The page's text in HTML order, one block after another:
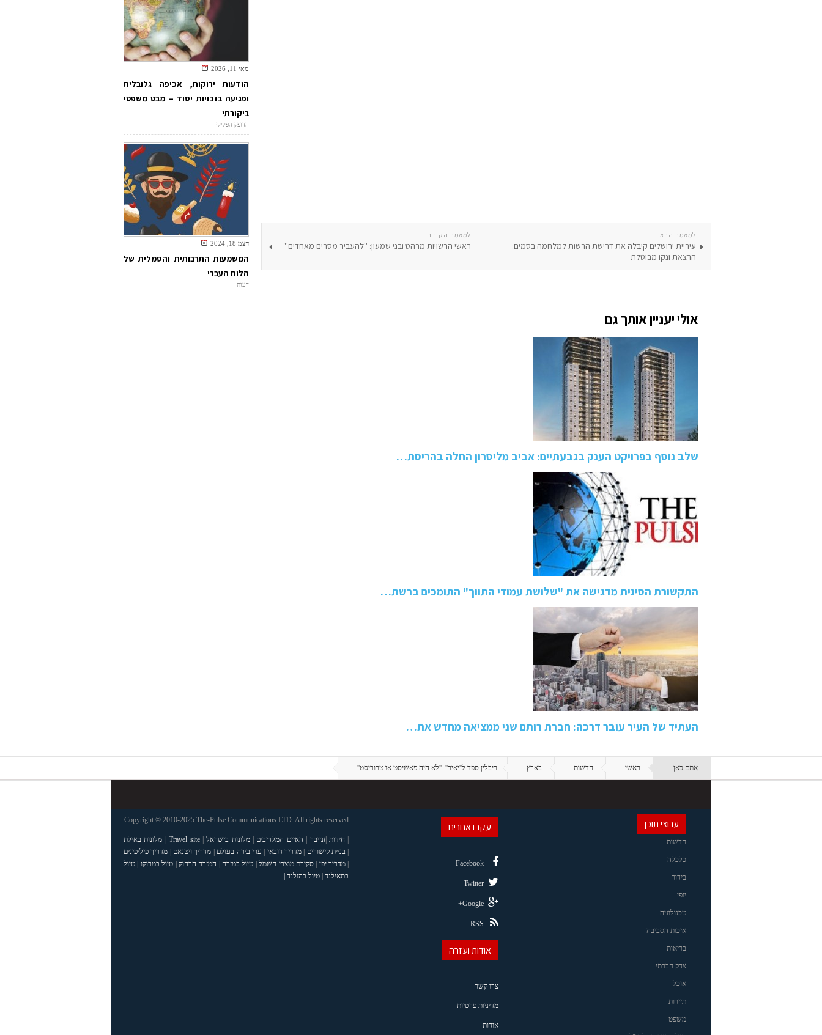
למאמר הקודם
ראשי הרשויות מרהט ובני שמעון: ''להעביר מסרים מאחדים''
למאמר הבא
עיריית ירושלים קיבלה את דרישת הרשות למלחמה בסמים:
הרצאת ונקו מבוטלת
אולי יעניין אותך גם
שלב נוסף בפרויקט הענק בגבעתיים: אביב מליסרון החלה בהריסת…
התקשורת הסינית מדגישה את "שלושת עמודי התווך" התומכים ברשת…
העתיד של העיר עובר דרכה: חברת רותם שני ממציאה מחדש את…
מאי 11, 2026
הודעות ירוקות, אכיפה גלובלית
ופגיעה בזכויות יסוד – מבט משפטי
ביקורתי
הדופק הפלילי
דצמ 18, 2024
המשמעות התרבותית והסמלית של
הלוח העברי
דעות
אתם כאן: ראשי חדשות בארץ ריבלין ספד ל''יאיר'': ''לא היה פאשיסט או טרוריסט''
ערוצי תוכן
חדשות
כלכלה
בידור
יופי
טכנולוגיה
איכות הסביבה
בריאות
צדק חברתי
אוכל
תיירות
משפט
עקבו אחרינו
Facebook
Twitter
Google+
RSS
אודות ועזרה
צרו קשר
מדיניות פרטיות
אודות
Copyright © 2010-2025 The-Pulse Communications LTD. All rights reserved
חידות|זנזיבר האיים המלדיבים |מלונות בישראל|
Travel site
| מלונות באילת
בניית קישורים |מדריך דובאי ערי בירה בעולם מדריך ויטנאם
מדריך פיליפינים
מדריך יפן |סקירת מוצרי חשמל| טיול במזרח המזרח הרחוק טיול במרוקו
טיול
בתאילנד| טיול בהולנד |